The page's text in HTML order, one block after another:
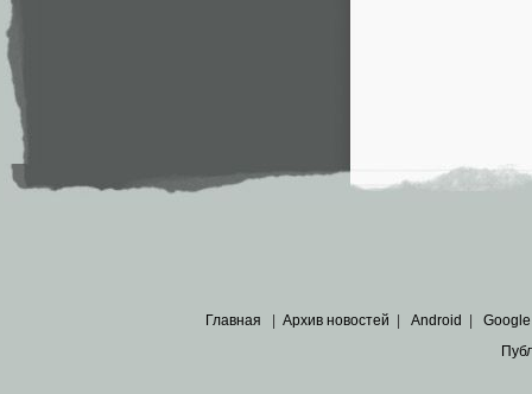
Главная Архив новостей Android Google